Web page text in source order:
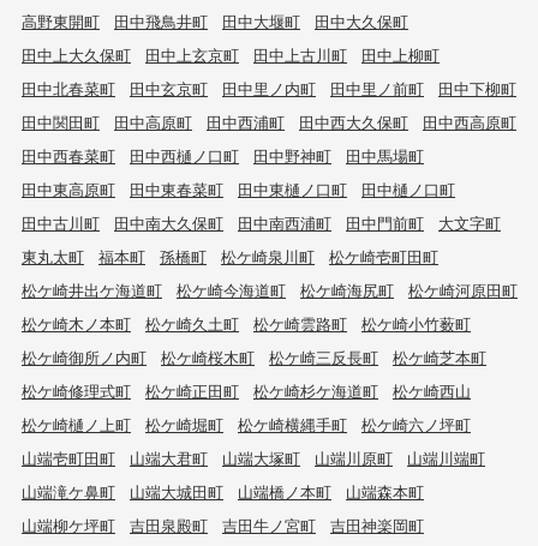
高野東開町
田中飛鳥井町 田中大堰町
田中大久保町
田中上大久保町
田中上玄京町 田中上古川町
田中上柳町
田中北春菜町
田中玄京町 田中里ノ内町 田中里ノ前町
田中下柳町
田中関田町
田中高原町 田中西浦町 田中西大久保町
田中西高原町
田中西春菜町
田中西樋ノ口町 田中野神町
田中馬場町
田中東高原町
田中東春菜町 田中東樋ノ口町
田中樋ノ口町
田中古川町
田中南大久保町 田中南西浦町 田中門前町
大文字町
東丸太町
福本町 孫橋町 松ケ崎泉川町
松ケ崎壱町田町
松ケ崎井出ケ海道町
松ケ崎今海道町 松ケ崎海尻町
松ケ崎河原田町
松ケ崎木ノ本町
松ケ崎久土町 松ケ崎雲路町
松ケ崎小竹薮町
松ケ崎御所ノ内町
松ケ崎桜木町 松ケ崎三反長町
松ケ崎芝本町
松ケ崎修理式町
松ケ崎正田町 松ケ崎杉ケ海道町
松ケ崎西山
松ケ崎樋ノ上町
松ケ崎堀町 松ケ崎横縄手町
松ケ崎六ノ坪町
山端壱町田町
山端大君町 山端大塚町 山端川原町
山端川端町
山端滝ケ鼻町
山端大城田町 山端橋ノ本町
山端森本町
山端柳ケ坪町
吉田泉殿町 吉田牛ノ宮町
吉田神楽岡町